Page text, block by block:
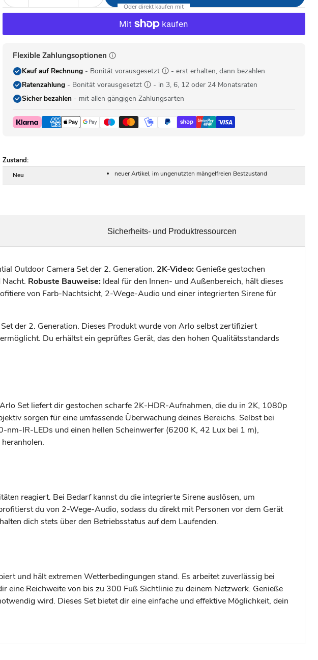
Flexible Zahlungsoptionen
Kauf auf Rechnung- Bonität vorausgesetzt
- erst erhalten, dann bezahlen
Ratenzahlung- Bonität vorausgesetzt
- in 3, 6, 12 oder 24 Monatsraten
Sicher bezahlen- mit allen gängigen Zahlungsarten
Zustand:
Neu neuer Artikel, im ungenutzten mängelfreien Bestzustand
Outdoor Camera Set der 2. Generation. 2K-Video: Genieße gestochen
Robuste Bauweise: Ideal für den Innen- und Außenbereich, hält dieses
von Farb-Nachtsicht, 2-Wege-Audio und einer integrierten Sirene für
der 2. Generation. Dieses Produkt wurde von Arlo selbst zertifiziert
Du erhältst ein geprüftes Gerät, das den hohen Qualitätsstandards
Set liefert dir gestochen scharfe 2K-HDR-Aufnahmen, die du in 2K, 1080p
sorgen für eine umfassende Überwachung deines Bereichs. Selbst bei
IR-LEDs und einen hellen Scheinwerfer (6200 K, 42 Lux bei 1 m),
reagiert. Bei Bedarf kannst du die integrierte Sirene auslösen, um
du von 2-Wege-Audio, sodass du direkt mit Personen vor dem Gerät
dich stets über den Betriebsstatus auf dem Laufenden.
und hält extremen Wetterbedingungen stand. Es arbeitet zuverlässig bei
Reichweite von bis zu 300 Fuß Sichtlinie zu deinem Netzwerk. Genieße
wird. Dieses Set bietet dir eine einfache und effektive Möglichkeit, dein
Sicherheits- und Produktressourcen